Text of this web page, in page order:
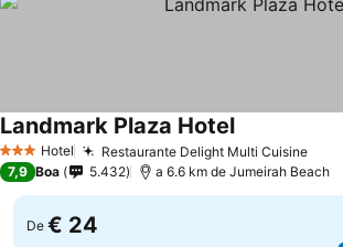
3 EstrelasHotel Restaurante Delight Multi Cuisine
Landmark Plaza Hotel
7,9 Boa 5.432 a 6.6 km de Jumeirah Beach
De € 24